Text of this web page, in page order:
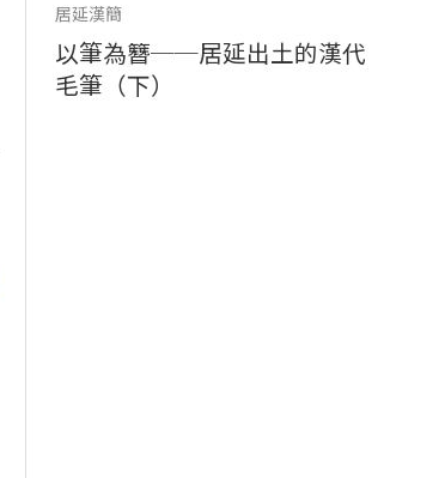
居延漢簡
以筆為簪──居延出土的漢代
毛筆（下）